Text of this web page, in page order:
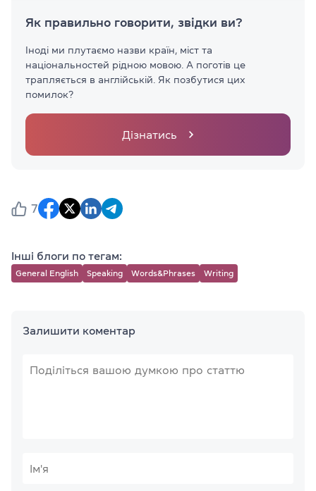
Як правильно говорити, звідки ви?
Іноді ми плутаємо назви країн, міст та
національностей рідною мовою. А поготів це
трапляється в англійській. Як позбутися цих
помилок?
Дізнатись
7
Інші блоги по тегам:
General English Speaking Words&Phrases Writing
Залишити коментар